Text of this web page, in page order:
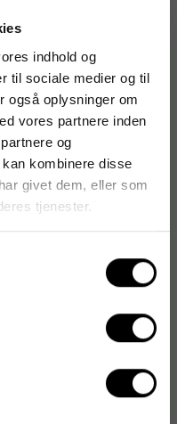
indhold og
til sociale medier og til
også oplysninger om
vores partnere inden
og
kombinere disse
givet dem, eller som
tjenester.